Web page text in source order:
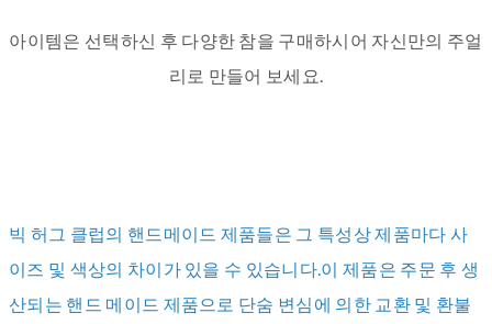
아이템은 선택하신 후 다양한 참을 구매하시어 자신만의 주얼
리로 만들어 보세요.
빅 허그 클럽의 핸드메이드 제품들은 그 특성상 제품마다 사
이즈 및 색상의 차이가 있을 수 있습니다.이 제품은 주문 후 생
산되는 핸드 메이드 제품으로 단숨 변심에 의한 교환 및 환불